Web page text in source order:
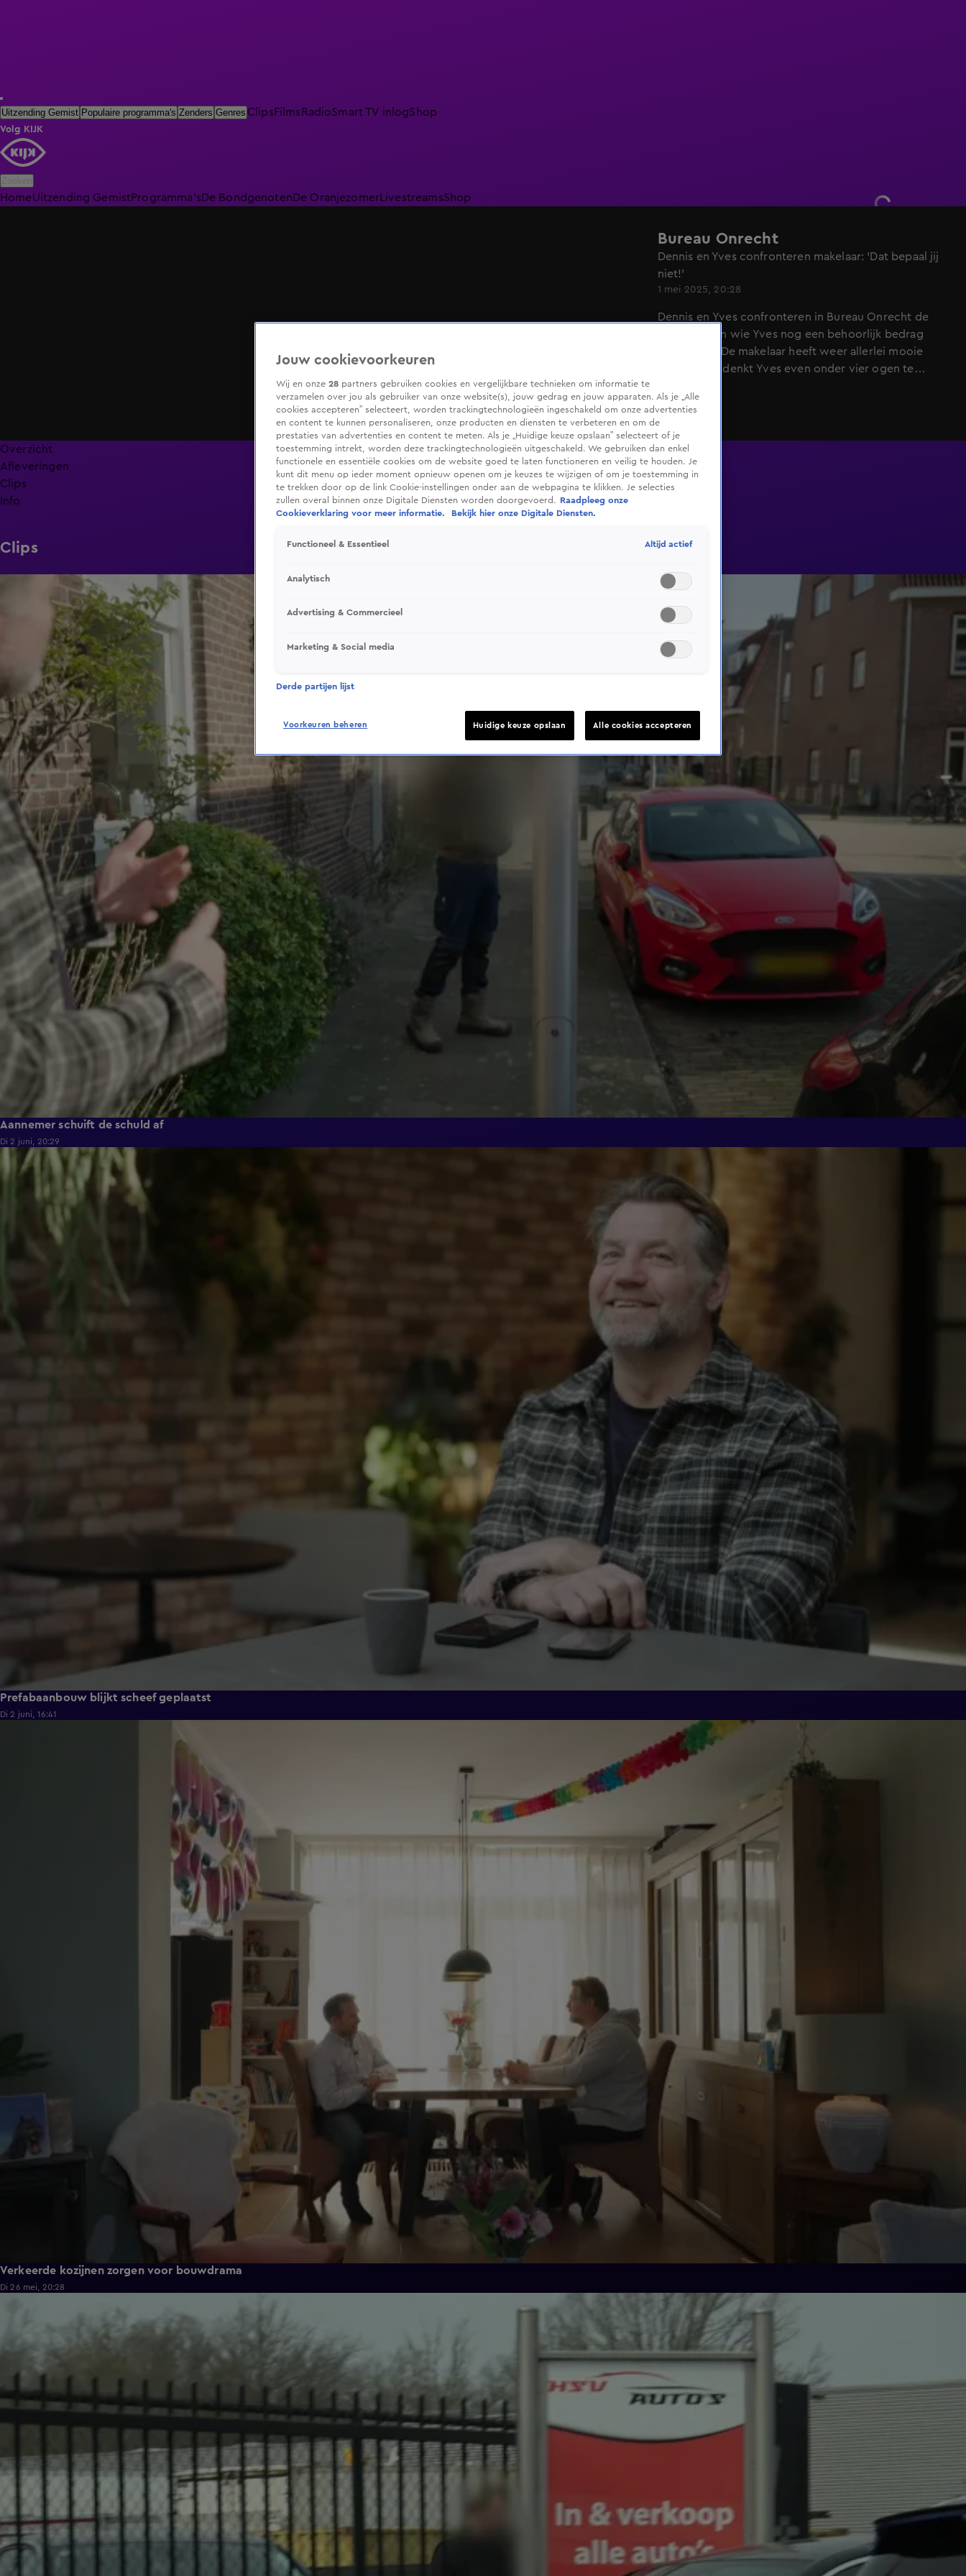
Uitzending Gemist Populaire programma's Zenders Genres ClipsFilmsRadioSmart TV inlogShop
Volg KIJK
HomeUitzending GemistProgramma'sDe BondgenotenDe Oranjezomer LivestreamsShop
Bureau Onrecht
Dennis en Yves confronteren makelaar: 'Dat bepaal jij
niet!'
1 mei 2025, 20:28
Dennis en Yves confronteren in Bureau Onrecht de
makelaar van wie Yves nog een behoorlijk bedrag
terugkrijgt. De makelaar heeft weer allerlei mooie
verhalen en denkt Yves even onder vier ogen te
eens.
Overzicht
Afleveringen
Clips
Info
Clips
Aannemer schuift de schuld af
Di 2 juni, 20:29
Prefabaanbouw blijkt scheef geplaatst
Di 2 juni, 16:41
Verkeerde kozijnen zorgen voor bouwdrama
Di 26 mei, 20:28
Jouw cookievoorkeuren
Wij en onze 28 partners gebruiken cookies en vergelijkbare technieken om informatie te
verzamelen over jou als gebruiker van onze website(s), jouw gedrag en jouw apparaten. Als je „Alle
cookies accepteren” selecteert, worden trackingtechnologieën ingeschakeld om onze advertenties
en content te kunnen personaliseren, onze producten en diensten te verbeteren en om de
prestaties van advertenties en content te meten. Als je „Huidige keuze opslaan” selecteert of je
toestemming intrekt, worden deze trackingtechnologieën uitgeschakeld. We gebruiken dan enkel
functionele en essentiële cookies om de website goed te laten functioneren en veilig te houden. Je
kunt dit menu op ieder moment opnieuw openen om je keuzes te wijzigen of om je toestemming in
te trekken door op de link Cookie-instellingen onder aan de webpagina te klikken. Je selecties
zullen overal binnen onze Digitale Diensten worden doorgevoerd.
Raadpleeg onze
Cookieverklaring voor meer informatie.
Bekijk hier onze Digitale Diensten.
Functioneel & Essentieel Altijd actief
Analytisch
Advertising & Commercieel
Marketing & Social media
Derde partijen lijst
Voorkeuren beheren Huidige keuze opslaan Alle cookies accepteren